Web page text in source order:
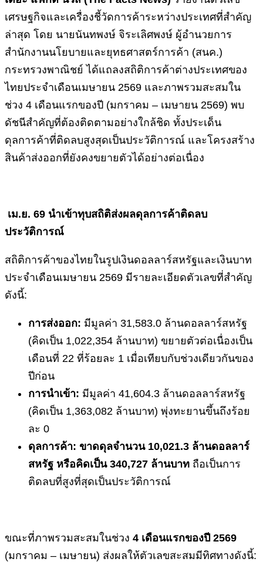
เศรษฐกิจและเครื่องชี้วัดการค้าระหว่างประเทศที่สำคัญ
ล่าสุด โดย นายนันทพงษ์ จิระเลิศพงษ์ ผู้อำนวยการ
สำนักงานนโยบายและยุทธศาสตร์การค้า (สนค.)
กระทรวงพาณิชย์ ได้แถลงสถิติการค้าต่างประเทศของ
ไทยประจำเดือนเมษายน 2569 และภาพรวมสะสมใน
ช่วง 4 เดือนแรกของปี (มกราคม – เมษายน 2569) พบ
ดัชนีสำคัญที่ต้องติดตามอย่างใกล้ชิด ทั้งประเด็น
ดุลการค้าที่ติดลบสูงสุดเป็นประวัติการณ์ และโครงสร้าง
สินค้าส่งออกที่ยังคงขยายตัวได้อย่างต่อเนื่อง
เม.ย. 69 นำเข้าทุบสถิติส่งผลดุลการค้าติดลบ
ประวัติการณ์
สถิติการค้าของไทยในรูปเงินดอลลาร์สหรัฐและเงินบาท
ประจำเดือนเมษายน 2569 มีรายละเอียดตัวเลขที่สำคัญ
ดังนี้:
การส่งออก: มีมูลค่า 31,583.0 ล้านดอลลาร์สหรัฐ
(คิดเป็น 1,022,354 ล้านบาท) ขยายตัวต่อเนื่องเป็น
เดือนที่ 22 ที่ร้อยละ 1 เมื่อเทียบกับช่วงเดียวกันของ
ปีก่อน
การนำเข้า: มีมูลค่า 41,604.3 ล้านดอลลาร์สหรัฐ
(คิดเป็น 1,363,082 ล้านบาท) พุ่งทะยานขึ้นถึงร้อย
ละ 0
ดุลการค้า: ขาดดุลจำนวน 10,021.3 ล้านดอลลาร์
สหรัฐ หรือคิดเป็น 340,727 ล้านบาท ถือเป็นการ
ติดลบที่สูงที่สุดเป็นประวัติการณ์
ขณะที่ภาพรวมสะสมในช่วง 4 เดือนแรกของปี 2569
(มกราคม – เมษายน) ส่งผลให้ตัวเลขสะสมมีทิศทางดังนี้: